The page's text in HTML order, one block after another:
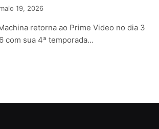
maio 19, 2026
retorna ao Prime Video no dia 3
com sua 4ª temporada…